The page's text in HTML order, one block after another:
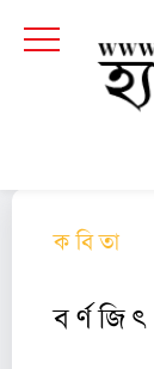
ক বি তা
ব র্ণ জি